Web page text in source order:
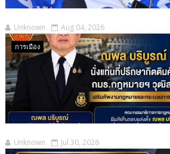
Unknown Aug 04, 2026
การเมือง
Unknown Jul 30, 2026